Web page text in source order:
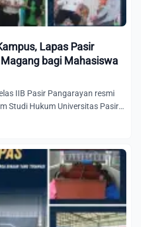
Lapas Pasir
bagi Mahasiswa
IIB Pasir Pangarayan resmi
Studi Hukum Universitas Pasir